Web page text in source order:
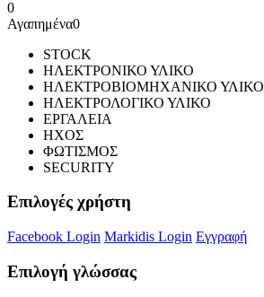
0
Αγαπημένα0
STOCK
ΗΛΕΚΤΡΟΝΙΚΟ ΥΛΙΚΟ
ΗΛΕΚΤΡΟΒΙΟΜΗΧΑΝΙΚΟ ΥΛΙΚΟ
ΗΛΕΚΤΡΟΛΟΓΙΚΟ ΥΛΙΚΟ
ΕΡΓΑΛΕΙΑ
ΗΧΟΣ
ΦΩΤΙΣΜΟΣ
SECURITY
Επιλογές χρήστη
Facebook Login Markidis Login Εγγραφή
Επιλογή γλώσσας